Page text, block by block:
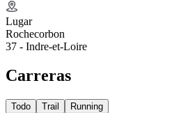
Lugar
Rochecorbon
37 - Indre-et-Loire
Carreras
Todo Trail Running